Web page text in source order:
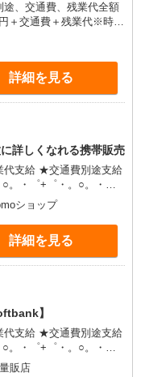
、交通費、残業代全額
＋交通費＋残業代※時給
日計算の場合
詳細を見る
詳しくなれる携帯販売
代支給 ★交通費別途支給
) お友達を紹介
有) ★月2回払
）★ ゜・。○。・゜
ショップ
詳細を見る
】
代支給 ★交通費別途支給
お友達を紹介
販店